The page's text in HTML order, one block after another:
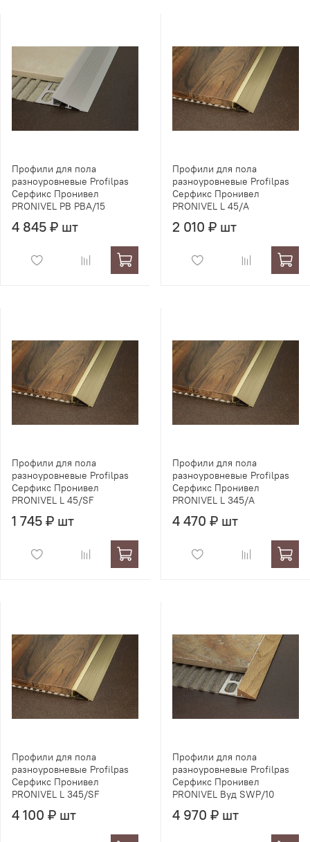
Профили для пола
разноуровневые Profilpas
Серфикс Пронивел
PRONIVEL PB PBA/15
4 845 ₽ шт
Профили для пола
разноуровневые Profilpas
Серфикс Пронивел
PRONIVEL L 45/A
2 010 ₽ шт
Профили для пола
разноуровневые Profilpas
Серфикс Пронивел
PRONIVEL L 45/SF
1 745 ₽ шт
Профили для пола
разноуровневые Profilpas
Серфикс Пронивел
PRONIVEL L 345/A
4 470 ₽ шт
Профили для пола
разноуровневые Profilpas
Серфикс Пронивел
PRONIVEL L 345/SF
4 100 ₽ шт
Профили для пола
разноуровневые Profilpas
Серфикс Пронивел
PRONIVEL Вуд SWP/10
4 970 ₽ шт